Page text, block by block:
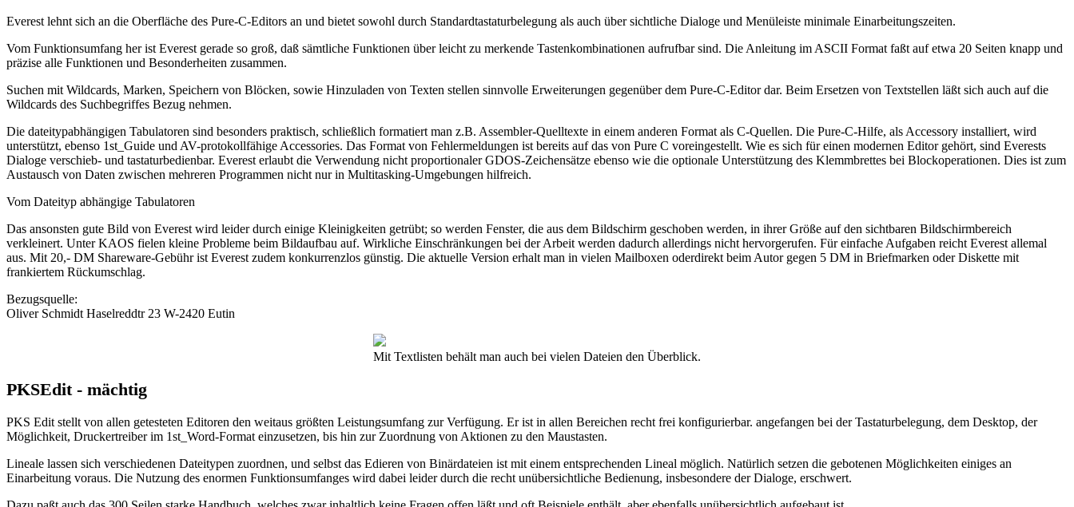
Everest lehnt sich an die Oberfläche des Pure-C-Editors an und bietet sowohl durch Standardtastaturbelegung als auch über sichtliche Dialoge und Menüleiste minimale Einarbeitungszeiten.
Vom Funktionsumfang her ist Everest gerade so groß, daß sämtliche Funktionen über leicht zu merkende Tastenkombinationen aufrufbar sind. Die Anleitung im ASCII Format faßt auf etwa 20 Seiten knapp und
präzise alle Funktionen und Besonderheiten zusammen.
Suchen mit Wildcards, Marken, Speichern von Blöcken, sowie Hinzuladen von Texten stellen sinnvolle Erweiterungen gegenüber dem Pure-C-Editor dar. Beim Ersetzen von Textstellen läßt sich auch auf die
Wildcards des Suchbegriffes Bezug nehmen.
Die dateitypabhängigen Tabulatoren sind besonders praktisch, schließlich formatiert man z.B. Assembler-Quelltexte in einem anderen Format als C-Quellen. Die Pure-C-Hilfe, als Accessory installiert, wird
unterstützt, ebenso 1st_Guide und AV-protokollfähige Accessories. Das Format von Fehlermeldungen ist bereits auf das von Pure C voreingestellt. Wie es sich für einen modernen Editor gehört, sind Everests
Dialoge verschieb- und tastaturbedienbar. Everest erlaubt die Verwendung nicht proportionaler GDOS-Zeichensätze ebenso wie die optionale Unterstützung des Klemmbrettes bei Blockoperationen. Dies ist zum
Austausch von Daten zwischen mehreren Programmen nicht nur in Multitasking-Umgebungen hilfreich.
Vom Dateityp abhängige Tabulatoren
Das ansonsten gute Bild von Everest wird leider durch einige Kleinigkeiten getrübt; so werden Fenster, die aus dem Bildschirm geschoben werden, in ihrer Größe auf den sichtbaren Bildschirmbereich
verkleinert. Unter KAOS fielen kleine Probleme beim Bildaufbau auf. Wirkliche Einschränkungen bei der Arbeit werden dadurch allerdings nicht hervorgerufen. Für einfache Aufgaben reicht Everest allemal
aus. Mit 20,- DM Shareware-Gebühr ist Everest zudem konkurrenzlos günstig. Die aktuelle Version erhalt man in vielen Mailboxen oderdirekt beim Autor gegen 5 DM in Briefmarken oder Diskette mit
frankiertem Rückumschlag.
Bezugsquelle:
Oliver Schmidt Haselreddtr 23 W-2420 Eutin
Mit Textlisten behält man auch bei vielen Dateien den Überblick.
PKSEdit - mächtig
PKS Edit stellt von allen getesteten Editoren den weitaus größten Leistungsumfang zur Verfügung. Er ist in allen Bereichen recht frei konfigurierbar. angefangen bei der Tastaturbelegung, dem Desktop, der
Möglichkeit, Druckertreiber im 1st_Word-Format einzusetzen, bis hin zur Zuordnung von Aktionen zu den Maustasten.
Lineale lassen sich verschiedenen Dateitypen zuordnen, und selbst das Edieren von Binärdateien ist mit einem entsprechenden Lineal möglich. Natürlich setzen die gebotenen Möglichkeiten einiges an
Einarbeitung voraus. Die Nutzung des enormen Funktionsumfanges wird dabei leider durch die recht unübersichtliche Bedienung, insbesondere der Dialoge, erschwert.